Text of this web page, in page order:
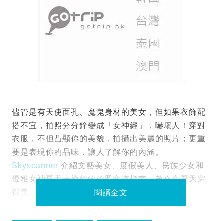
儘管是有天使面孔、魔鬼身材的美女，但如果衣飾配
搭不宜，拍照分分鐘變成「女神經」，嚇壞人！穿對
衣服，不但凸顯你的美貌，拍攝出美麗的照片；更重
要是表現你的品味，讓人了解你的內涵。
Skyscanner 介紹文藝美女、度假美人、民族少女和
優雅女神夏天去旅行的拍照穿搭指南，教你在夏天穿
得美、照得美！
閱讀全文